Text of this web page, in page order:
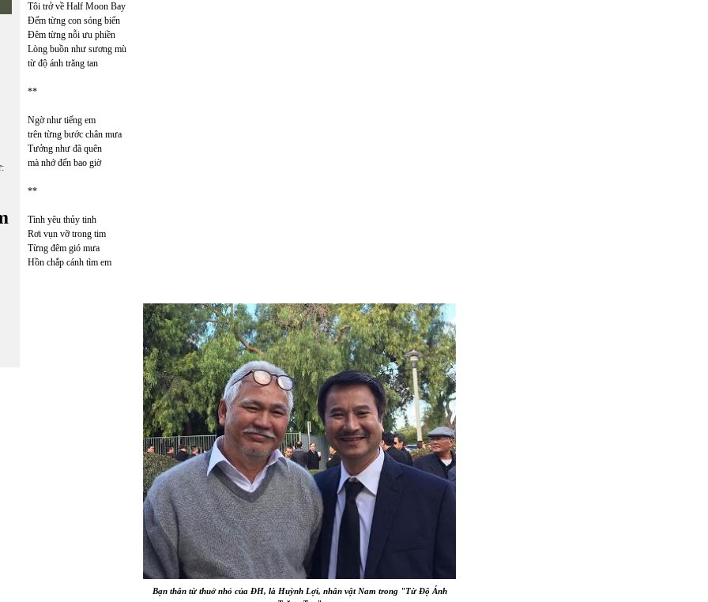
Tôi trở về Half Moon Bay
Đếm từng con sóng biển
Đêm từng nỗi ưu phiền
Lòng buồn như sương mù
từ độ ánh trăng tan
**
Ngờ như tiếng em
trên từng bước chân mưa
Tưởng như đã quên
mà nhớ đến bao giờ
**
Tình yêu thủy tinh
Rơi vụn vỡ trong tim
Từng đêm gió mưa
Hồn chắp cánh tìm em
Bạn thân từ thuở nhỏ của ĐH, là Huỳnh Lợi, nhân vật Nam trong "Từ Độ Ánh